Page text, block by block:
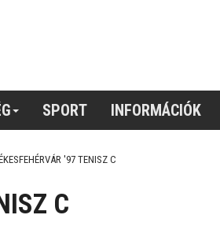
SPORT INFORMÁCIÓK
'97 TENISZ C
C